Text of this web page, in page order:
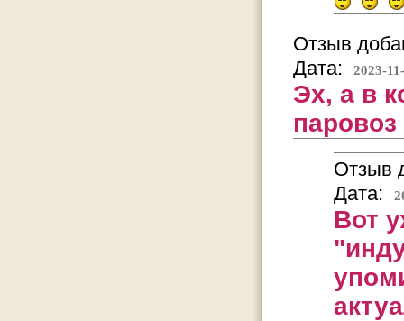
Отзыв
Дата:
2023-
Эх, а в
Отзыв
Дата:
Вот